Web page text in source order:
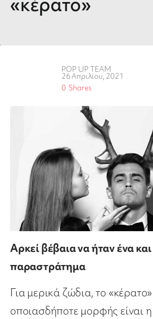
POP UP TEAM
26 Απριλίου, 2021
Shares
0
Αρκεί βέβαια να ήταν ένα
παραστράτημα
Για μερικά ζώδια, το «κέρατο»
οποιασδήποτε μορφής είναι